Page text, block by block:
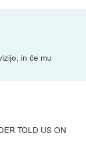
in če mu
TOLD US ON